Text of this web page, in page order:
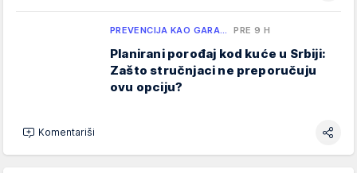
PREVENCIJA KAO GARA… PRE 9 H
Planirani porođaj kod kuće u Srbiji:
Zašto stručnjaci ne preporučuju
ovu opciju?
Komentariši